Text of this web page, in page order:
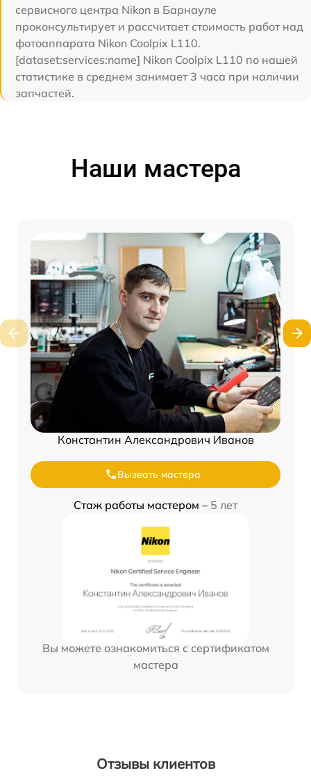
сервисного центра Nikon в Барнауле
проконсультирует и рассчитает стоимость работ над
фотоаппарата Nikon Coolpix L110.
[dataset:services:name] Nikon Coolpix L110 по нашей
статистике в среднем занимает 3 часа при наличии
запчастей.
Наши мастера
Константин Александрович Иванов
Вызвать мастера
Стаж работы мастером – 5 лет
Вы можете ознакомиться с сертификатом
мастера
Отзывы клиентов